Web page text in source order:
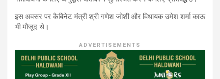
इस अवसर पर कैबिनेट मंत्री श्री गणेश जोशी और विधायक उमेश शर्मा काऊ
भी मौजूद थे।
ADVERTISEMENTS